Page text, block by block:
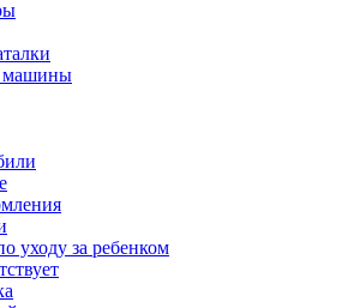
машины
уходу за ребенком